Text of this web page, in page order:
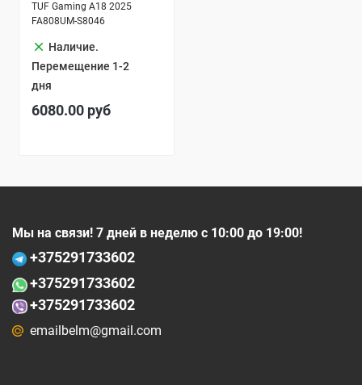
TUF Gaming A18 2025
FA808UM-S8046
clear Наличие.
Перемещение 1-2
дня
6080.00 руб
Мы на связи! 7 дней в неделю с 10:00 до 19:00!
+375291733602
+375291733602
+375291733602
emailbelm@gmail.com